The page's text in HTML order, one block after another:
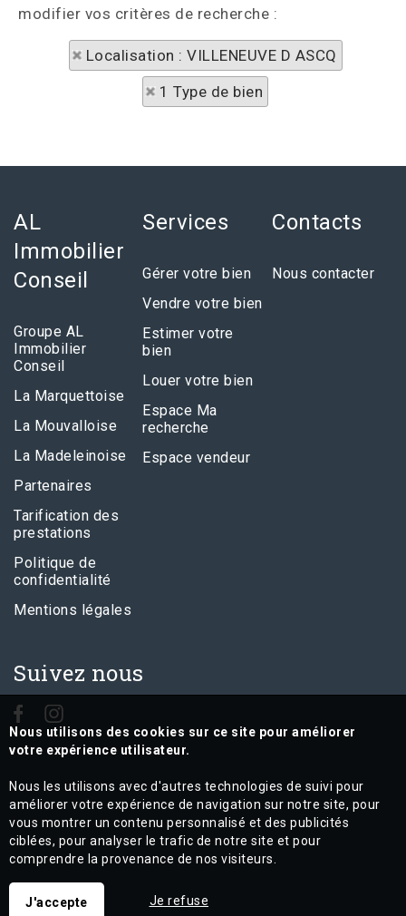
modifier vos critères de recherche :
Localisation : VILLENEUVE D ASCQ
1 Type de bien
AL
Immobilier
Conseil
Groupe AL
Immobilier
Conseil
La Marquettoise
La Mouvalloise
La Madeleinoise
Partenaires
Tarification des
prestations
Politique de
confidentialité
Mentions légales
Services
Gérer votre bien
Vendre votre bien
Estimer votre
bien
Louer votre bien
Espace Ma
recherche
Espace vendeur
Contacts
Nous contacter
Suivez nous
Nous utilisons des cookies sur ce site pour améliorer
votre expérience utilisateur.
Nous les utilisons avec d'autres technologies de suivi pour
améliorer votre expérience de navigation sur notre site, pour
vous montrer un contenu personnalisé et des publicités
ciblées, pour analyser le trafic de notre site et pour
comprendre la provenance de nos visiteurs.
J'accepte Je refuse